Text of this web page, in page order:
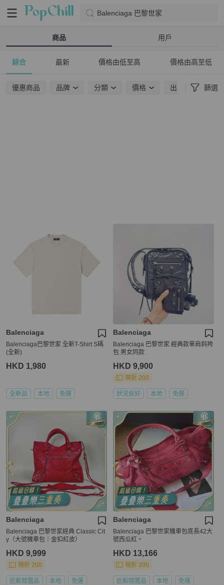
Balenciaga 巴黎世家
商品 用戶
綜合 最新 價格由低至高 價格由高至低
優惠商品 品牌 分類 價格 出貨地點 篩選
Balenciaga
Balenciaga巴黎世家 全新T-Shirt S碼
(全新)
HKD 1,980
全新品 本地 免運
Balenciaga
Balenciaga 巴黎世家 經典款單肩斜挎
包 男女同款
HKD 9,900
現折 200
狀況良好 本地 免運
Balenciaga
Balenciaga 巴黎世家經典 Classic Cit
y（大號機車包｜金扣紅皮）
HKD 9,999
現折 200
近新閒置品 本地 免運
Balenciaga
Balenciaga 巴黎世家機車包底長42大
號西瓜紅。
HKD 13,166
現折 200
近新閒置品 本地 免運